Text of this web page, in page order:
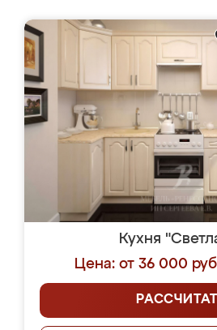
Кухня
Цена: от 36 000